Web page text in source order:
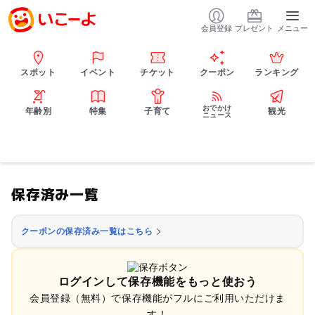
会員登録 プレゼント メニュー
スポット イベント チケット クーポン ランキング
年齢別 特集 子育て
おでかけ
ニュース
観光
保存済み一覧
クーポンの保存済み一覧はこちら
ログインして保存機能をもっと使おう
会員登録（無料）で保存機能がフルにご利用いただけま